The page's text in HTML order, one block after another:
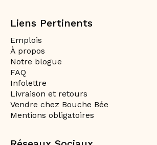
Liens Pertinents
Emplois
À propos
Notre blogue
FAQ
Infolettre
Livraison et retours
Vendre chez Bouche Bée
Mentions obligatoires